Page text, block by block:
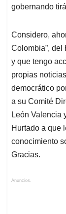
gobernando
Considero,
Colombia”, del
y que tengo
propias
democrático
a su Comité
León Valencia
Hurtado a que
conocimiento
Gracias.
Anuncios.